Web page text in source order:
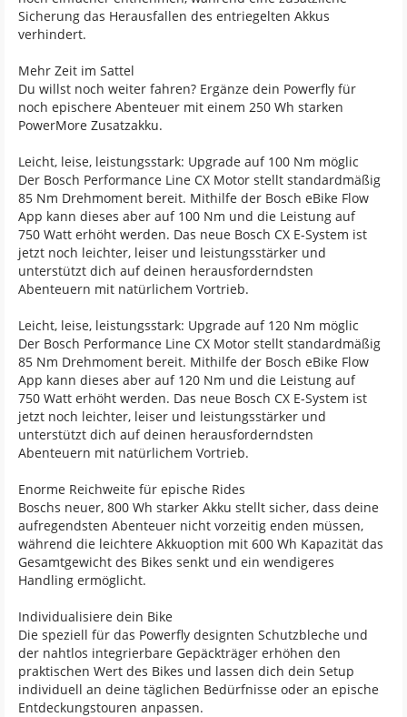
Sicherung das Herausfallen des entriegelten Akkus
verhindert.
Mehr Zeit im Sattel
Du willst noch weiter fahren? Ergänze dein Powerfly für
noch epischere Abenteuer mit einem 250 Wh starken
PowerMore Zusatzakku.
Leicht, leise, leistungsstark: Upgrade auf 100 Nm möglic
Der Bosch Performance Line CX Motor stellt standardmäßig
85 Nm Drehmoment bereit. Mithilfe der Bosch eBike Flow
App kann dieses aber auf 100 Nm und die Leistung auf
750 Watt erhöht werden. Das neue Bosch CX E-System ist
jetzt noch leichter, leiser und leistungsstärker und
unterstützt dich auf deinen herausforderndsten
Abenteuern mit natürlichem Vortrieb.
Leicht, leise, leistungsstark: Upgrade auf 120 Nm möglic
Der Bosch Performance Line CX Motor stellt standardmäßig
85 Nm Drehmoment bereit. Mithilfe der Bosch eBike Flow
App kann dieses aber auf 120 Nm und die Leistung auf
750 Watt erhöht werden. Das neue Bosch CX E-System ist
jetzt noch leichter, leiser und leistungsstärker und
unterstützt dich auf deinen herausforderndsten
Abenteuern mit natürlichem Vortrieb.
Enorme Reichweite für epische Rides
Boschs neuer, 800 Wh starker Akku stellt sicher, dass deine
aufregendsten Abenteuer nicht vorzeitig enden müssen,
während die leichtere Akkuoption mit 600 Wh Kapazität das
Gesamtgewicht des Bikes senkt und ein wendigeres
Handling ermöglicht.
Individualisiere dein Bike
Die speziell für das Powerfly designten Schutzbleche und
der nahtlos integrierbare Gepäckträger erhöhen den
praktischen Wert des Bikes und lassen dich dein Setup
individuell an deine täglichen Bedürfnisse oder an epische
Entdeckungstouren anpassen.